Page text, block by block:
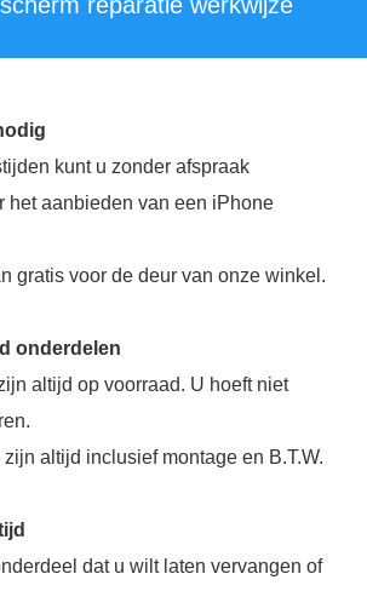
kunt u zonder afspraak
het aanbieden van een iPhone
gratis voor de deur van onze winkel.
onderdelen
altijd op voorraad. U hoeft niet
altijd inclusief montage en B.T.W.
dat u wilt laten vervangen of